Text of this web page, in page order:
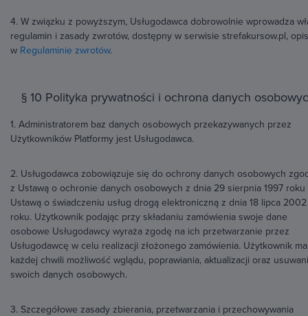
4. W związku z powyższym, Usługodawca dobrowolnie wprowadza
regulamin i zasady zwrotów, dostępny w serwisie strefakursow.pl,
w Regulaminie zwrotów.
§ 10 Polityka prywatności i ochrona danych
1. Administratorem baz danych osobowych przekazywanych przez
Użytkowników Platformy jest Usługodawca.
2. Usługodawca zobowiązuje się do ochrony danych osobowych
z Ustawą o ochronie danych osobowych z dnia 29 sierpnia 1997 roku
Ustawą o świadczeniu usług drogą elektroniczną z dnia 18 lipca 2002
roku. Użytkownik podając przy składaniu zamówienia swoje dane
osobowe Usługodawcy wyraża zgodę na ich przetwarzanie przez
Usługodawcę w celu realizacji złożonego zamówienia. Użytkownik
każdej chwili możliwość wglądu, poprawiania, aktualizacji oraz
swoich danych osobowych.
3. Szczegółowe zasady zbierania, przetwarzania i przechowywania